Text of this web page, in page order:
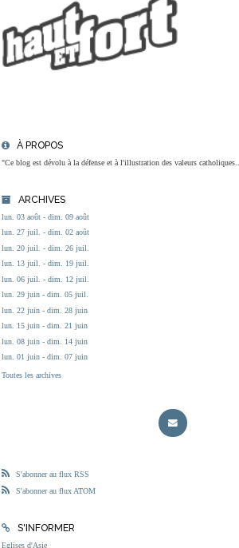
À PROPOS
"Ce blog est dévolu à la défense et à l'illustration des valeurs catholiques...
ARCHIVES
lun. 03 août - dim. 09 août
lun. 27 juil. - dim. 02 août
lun. 20 juil. - dim. 26 juil.
lun. 13 juil. - dim. 19 juil.
lun. 06 juil. - dim. 12 juil.
lun. 29 juin - dim. 05 juil.
lun. 22 juin - dim. 28 juin
lun. 15 juin - dim. 21 juin
lun. 08 juin - dim. 14 juin
lun. 01 juin - dim. 07 juin
Toutes les archives
S'abonner au flux RSS
S'abonner au flux ATOM
S'INFORMER
Eglises d'Asie